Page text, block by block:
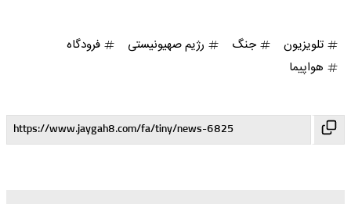
تلویزیون جنگ رژیم صهیونیستی
فرودگاه
هواپیما